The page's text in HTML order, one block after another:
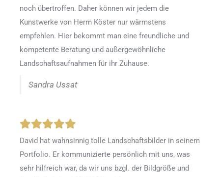
noch übertroffen. Daher können wir jedem die
Kunstwerke von Herrn Köster nur wärmstens
empfehlen. Hier bekommt man eine freundliche und
kompetente Beratung und außergewöhnliche
Landschaftsaufnahmen für ihr Zuhause.
Sandra Ussat
David hat wahnsinnig tolle Landschaftsbilder in seinem
Portfolio. Er kommunizierte persönlich mit uns, was
sehr hilfreich war, da wir uns bzgl. der Bildgröße und